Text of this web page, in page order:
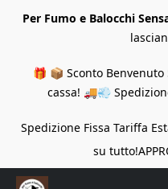
Per Fumo e Balocchi
🎁 📦 Sconto Benvenuto
cassa! 🚚💨
Spedizione Fissa Tariffa
su tutto!